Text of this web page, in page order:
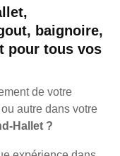
baignoire,
pour tous vos
de votre
autre dans votre
Hallet ?